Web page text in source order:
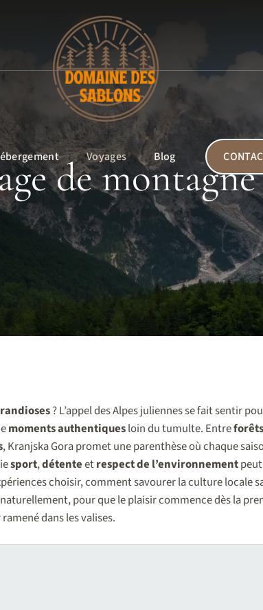
Voyages Blog
de
? L’appel des Alpes juliennes se fait sentir
moments authentiquesloin du tumulte. Entre
, Kranjska Gora promet une parenthèse où chaque
sport,détenteetrespect de l’environnement
choisir, comment savourer la culture locale
pour que le plaisir commence dès la
dans les valises.